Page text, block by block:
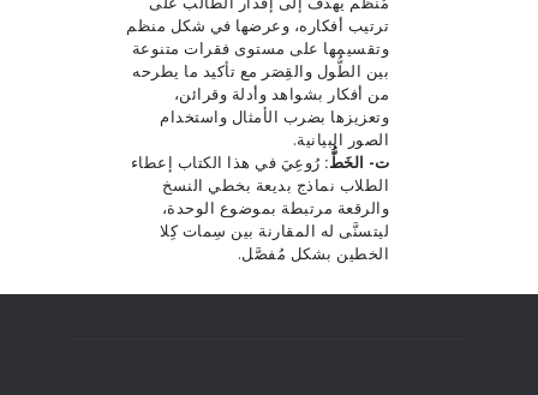
ترتيب أفكاره، وعرضها في شكل منظم
وتقسيمها على مستوى فقرات متنوعة
بين الطُّول والقِصَر مع تأكيد ما يطرحه
من أفكار بشواهد وأدلة وقرائن،
وتعزيزها بضرب الأمثال واستخدام
الصور البيانية.
ت- الخَطُّ: رُوعِيَ في هذا الكتاب إعطاء
الطلاب نماذج بديعة بخطي النسخ
والرقعة مرتبطة بموضوع الوحدة،
ليتسنَّى له المقارنة بين سِمات كِلا
الخطين بشكل مُفصَّل.